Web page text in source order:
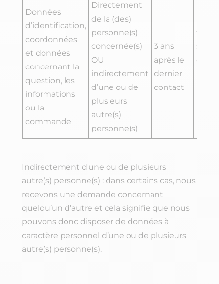
Données
d’identification,
coordonnées
et données
concernant la
question, les
informations
ou la
commande
Directement
de la (des)
personne(s)
concernée(s)
OU
indirectement
d’une ou de
plusieurs
autre(s)
personne(s)
3 ans
après le
dernier
contact
Indirectement d’une ou de plusieurs
autre(s) personne(s) : dans certains cas, nous
recevons une demande concernant
quelqu’un d’autre et cela signifie que nous
pouvons donc disposer de données à
caractère personnel d’une ou de plusieurs
autre(s) personne(s).